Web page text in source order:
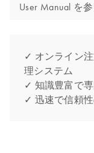
User Manual を
✓ オンライン
理システム
✓ 知識豊富で
✓ 迅速で信頼